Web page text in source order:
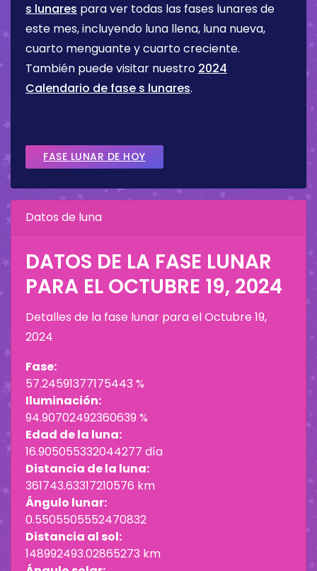
s lunares para ver todas las fases lunares de
este mes, incluyendo luna llena, luna nueva,
cuarto menguante y cuarto creciente.
También puede visitar nuestro 2024
Calendario de fase s lunares.
FASE LUNAR DE HOY
Datos de luna
DATOS DE LA FASE LUNAR
PARA EL OCTUBRE 19, 2024
Detalles de la fase lunar para elOctubre 19,
2024
Fase:
57.24591377175443 %
Iluminación:
94.90702492360639 %
Edad de la luna:
16.905055332044277 día
Distancia de la luna:
361743.63317210576 km
Ángulo lunar:
0.5505505552470832
Distancia al sol:
148992493.02865273 km